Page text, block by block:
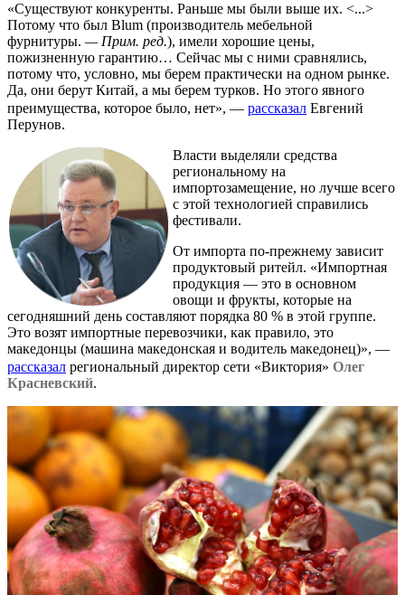
«Существуют конкуренты. Раньше мы были выше их. <...>
Потому что был Blum (производитель мебельной
фурнитуры. — Прим. ред.), имели хорошие цены,
пожизненную гарантию… Сейчас мы с ними сравнялись,
потому что, условно, мы берем практически на одном рынке.
Да, они берут Китай, а мы берем турков. Но этого явного
преимущества, которое было, нет», — рассказал Евгений
Перунов.
Власти выделяли средства
региональному на
импортозамещение, но лучше всего
с этой технологией справились
фестивали.
От импорта по-прежнему зависит
продуктовый ритейл. «Импортная
продукция — это в основном
овощи и фрукты, которые на
сегодняшний день составляют порядка 80 % в этой группе.
Это возят импортные перевозчики, как правило, это
македонцы (машина македонская и водитель македонец)», —
рассказал региональный директор сети «Виктория» Олег
Красневский.